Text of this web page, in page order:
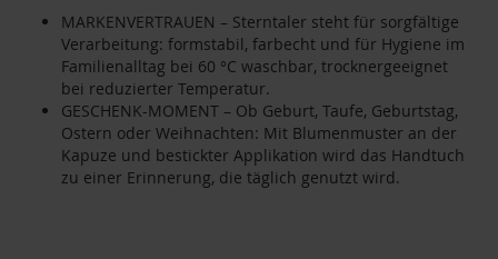
MARKENVERTRAUEN – Sterntaler steht für sorgfältige
Verarbeitung: formstabil, farbecht und für Hygiene im
Familienalltag bei 60 °C waschbar, trocknergeeignet
bei reduzierter Temperatur.
GESCHENK-MOMENT – Ob Geburt, Taufe, Geburtstag,
Ostern oder Weihnachten: Mit Blumenmuster an der
Kapuze und bestickter Applikation wird das Handtuch
zu einer Erinnerung, die täglich genutzt wird.